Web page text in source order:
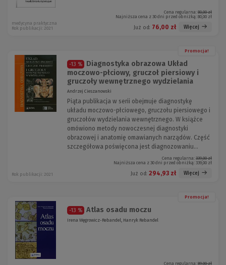
Cena regularna: 80,00 zł
Najniższa cena z 30 dni przed obniżką: 80,00 zł
Już od: 76,00 zł Więcej
medycyna praktyczna
Rok publikacji: 2021
Promocja!
-13 %
Diagnostyka obrazowa Układ
moczowo-płciowy, gruczoł piersiowy i
gruczoły wewnętrznego wydzielania
Andrzej Cieszanowski
Piąta publikacja w serii obejmuje diagnostykę
układu moczowo-płciowego, gruczołu piersiowego i
gruczołów wydzielania wewnętrznego. W książce
omówiono metody nowoczesnej diagnostyki
obrazowej i anatomię omawianych narządów. Część
szczegółowa poświęcona jest diagnozowaniu...
Cena regularna: 339,00 zł
Najniższa cena z 30 dni przed obniżką: 339,00 zł
Już od: 294,93 zł Więcej
Rok publikacji: 2021
Promocja!
-13 % Atlas osadu moczu
Irena Węgrowicz-Rebandel, Hanryk Rebandel
Cena regularna: 89,00 zł